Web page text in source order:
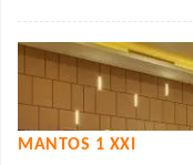
MANTOS 1 XXI